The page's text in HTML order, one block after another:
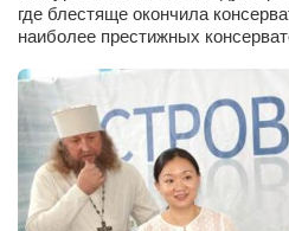
Досье
Лариса Ильченко
Орест Коваль
Тамара Кубракова
Елена Мельник
где блестяще окончила
наиболее престижных